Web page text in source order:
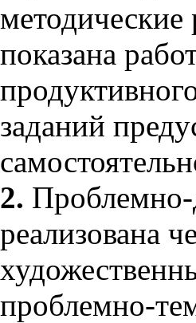
методические
показана
заданий
2.
реализована
проблемно-